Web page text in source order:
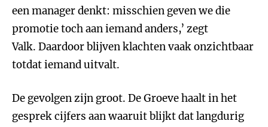
een manager denkt: misschien geven we die
promotie toch aan iemand anders,’ zegt
Valk. Daardoor blijven klachten vaak onzichtbaar
totdat iemand uitvalt.
De gevolgen zijn groot. De Groeve haalt in het
gesprek cijfers aan waaruit blijkt dat langdurig